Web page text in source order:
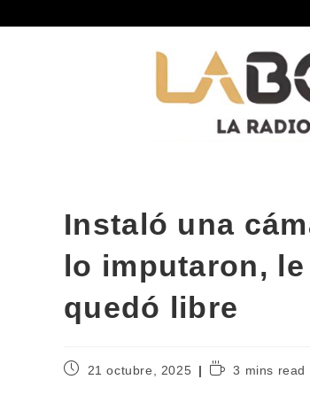
Instaló una
lo imputaron,
quedó libre
21 octubre, 2025 3 mins read